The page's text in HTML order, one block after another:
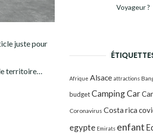
juste pour
territoire…
Voyageur ?
Afrique Alsace attractions
budget Camping Car
Coronavirus Costa rica
egypte Emirats enfant